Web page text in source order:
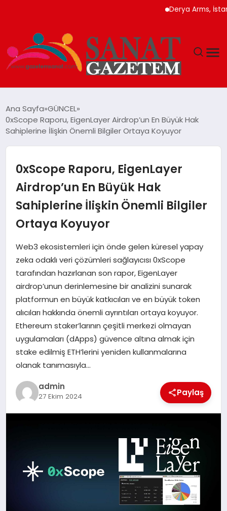
Derya Arms, İstanbul
TEKNOLOJI
YAŞAM
EKONOMI
SAĞLIK
DÜNYA
EĞITIM
Ana Sayfa GÜNCEL
0xScope Raporu, EigenLayer Airdrop’un En Büyük Hak
Sahiplerine İlişkin Önemli Bilgiler Ortaya Koyuyor
0xScope Raporu, EigenLayer
Airdrop’un En Büyük Hak
Sahiplerine İlişkin Önemli Bilgiler
Ortaya Koyuyor
Web3 ekosistemleri için önde gelen küresel yapay
zeka odaklı veri çözümleri sağlayıcısı 0xScope
tarafından hazırlanan son rapor, EigenLayer
airdrop’unun derinlemesine bir analizini sunarak
platformun en büyük katkıcıları ve en büyük token
alıcıları hakkında önemli ayrıntıları ortaya koyuyor.
Ethereum staker’larının çeşitli merkezi olmayan
uygulamaları (dApps) güvence altına almak için
stake edilmiş ETH’lerini yeniden kullanmalarına
olanak tanımasıyla…
admin
27 Ekim 2024 Paylaş